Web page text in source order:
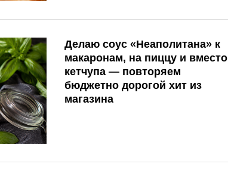
Делаю соус «Неаполитана» к
макаронам, на пиццу и вместо
кетчупа — повторяем
бюджетно дорогой хит из
магазина